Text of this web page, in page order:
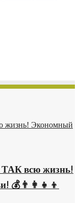
жизнь! Экономный
ТАК всю жизнь!
💰👨👩👧👦